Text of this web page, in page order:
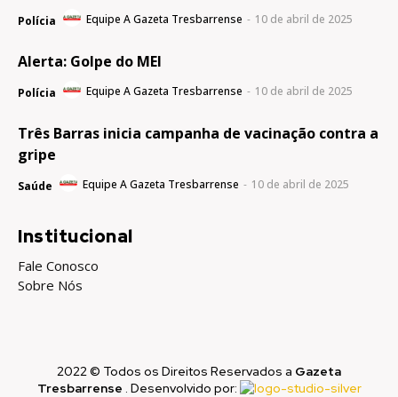
Polícia Equipe A Gazeta Tresbarrense - 10 de abril de 2025
Alerta: Golpe do MEI
Polícia Equipe A Gazeta Tresbarrense - 10 de abril de 2025
Três Barras inicia campanha de vacinação contra a
gripe
Saúde Equipe A Gazeta Tresbarrense - 10 de abril de 2025
Institucional
Fale Conosco
Sobre Nós
2022 © Todos os Direitos Reservados a Gazeta
Tresbarrense . Desenvolvido por: